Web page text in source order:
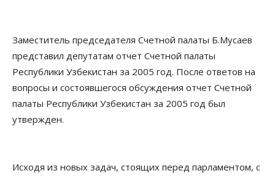
Заместитель председателя Счетной палаты Б.Мусаев
представил депутатам отчет Счетной палаты
Республики Узбекистан за 2005 год. После ответов на
вопросы и состоявшегося обсуждения отчет Счетной
палаты Республики Узбекистан за 2005 год был
утвержден.
Исходя из новых задач, стоящих перед парламентом, с